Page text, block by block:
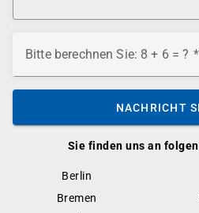
Sie finden uns an
Berlin
Bremen
Bitte berechnen Sie: 8 + 6 = ?
NACHRICHT